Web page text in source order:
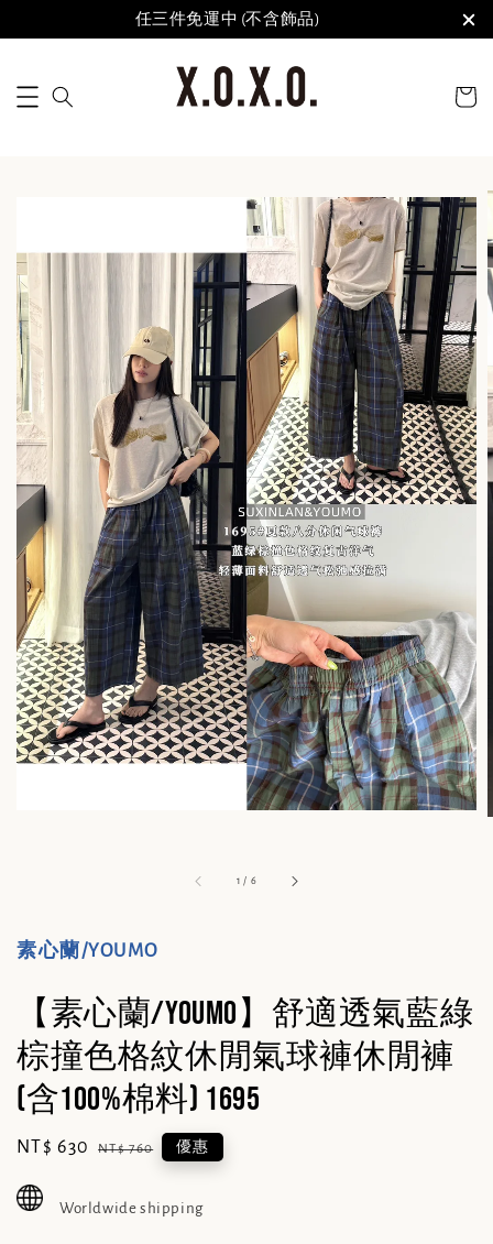
任三件免運中 (不含飾品)
1 / 6
素心蘭/YOUMO
【素心蘭/YOUMO】舒適透氣藍綠
棕撞色格紋休閒氣球褲休閒褲
(含100%棉料) 1695
Sale
NT$ 630 Regular
NT$ 760 優惠
Worldwide shipping